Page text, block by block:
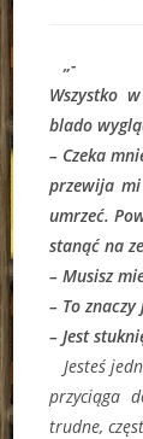
„-
Wszystko
blado
– Czeka
przewija mi
umrzeć.
stanąć na
– Musisz
– To znaczy
– Jest
Jesteś
przyciąga
trudne,